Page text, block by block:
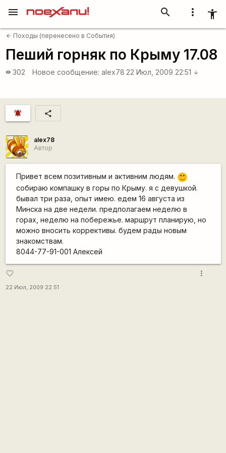
more_vert accessibility_new
search
menu
arrow_back Походы (перенесено в События)
Пеший горняк по Крыму 17.08
visibility 302 Новое сообщение: alex78 22 Июл, 2009 22:51 arrow_downward
notifications_active share
alex78
Автор
Привет всем позитивным и активним людям.
:)
собираю компашку в горы по Крыму. я с девушкой.
бывал три раза, опыт имею. едем 16 августа из
Минска на две недели. предполагаем неделю в
горах, неделю на побережье. маршрут планирую, но
можно вносить коррективы. будем рады новым
знакомствам.
8044-77-91-001 Алексей
favorite_border
22 Июл, 2009 22:51
more_vert